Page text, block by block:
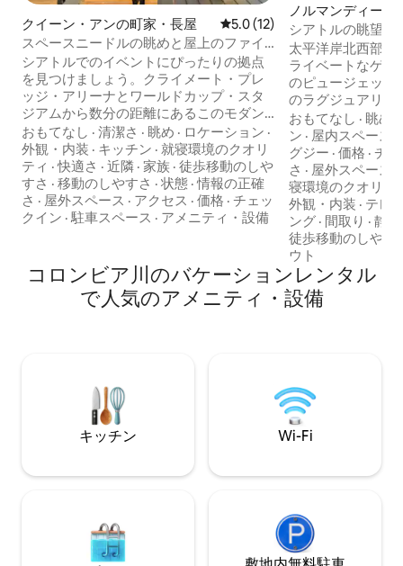
クイーン・アンの町家・長屋 レビュー12件、5つ星中5.0つ
5.0 (12)
スペースニードルの眺めと屋上のファイ
ヤーピット（駐車場付き）
シアトルでのイベントにぴったりの拠点
を見つけましょう。クライメート・プレ
ッジ・アリーナとワールドカップ・スタ
ジアムから数分の距離にあるこのモダン
な隠れ家は、6名様が宿泊可能で、地元の
デザイナーによる見事な美しさが特徴で
す。広々とした屋上では、スペースニー
ドルとサウス・レイク・ユニオンの景色
を満喫しながら、ファイヤーピットとバ
ーベキューを楽しみ、くつろぐことがで
場探しを回避できます。充実した設備の
シェフ仕様のキッチン、2つのワークステ
ーション、巨大テレビが揃ったこの宿泊
おもてなし · 清潔さ · 眺め · ロケーション ·
外観・内装 · キッチン · 就寝環境のクオリ
ティ ·快適さ · 近隣 · 家族 · 徒歩移動のしや
すさ · 移動のしやすさ · 状態 ·情報の正確
さ · 屋外スペース · アクセス · 価格 · チェッ
クイン · 駐車スペース · アメニティ・設備
ノルマンディーパ
シアトルの眺望が
ー付きのラグジュ
ョンの宿泊先！
太平洋岸北西部の
ライベートなゲー
のピュージェット
のラグジュアリー
す。ガラスの壁、
キ、居心地の良い
い夕日を眺めるた
出します。4ベッ
8 ～10人が宿泊で
イドの屋外温室テ
とジャグジーもあ
高いこの物件は、
ンチックな逃避行
プル、小さなエグ
に最適です。シア
分です。
おもてなし · 眺め
ン · 屋内スペース
グジー ·価格 ·チ
さ · 屋外スペース
寝環境のクオリテ
外観・内装 · テレ
ング · 間取り ·静か
徒歩移動のしやす
ウト
コロンビア川のバケーションレンタル
で人気のアメニティ・設備
キッチン Wi-Fi